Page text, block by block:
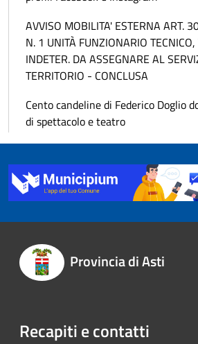
AVVISO MOBILITA' ESTERNA ART.
N. 1 UNITÀ FUNZIONARIO
INDETER. DA ASSEGNARE AL
TERRITORIO - CONCLUSA
Cento candeline di Federico Doglio
di spettacolo e teatro
Provincia di Asti
Recapiti e contatti